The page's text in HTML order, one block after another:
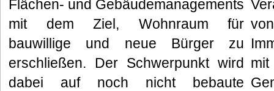
Flächen- und Gebäudemanagements
mit dem Ziel, Wohnraum für
bauwillige und neue Bürger zu
erschließen. Der Schwerpunkt wird
dabei auf noch nicht bebaute